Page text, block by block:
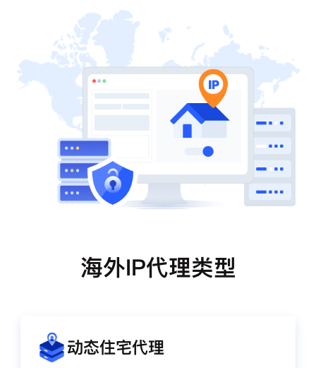
海外IP代理类型
动态住宅代理